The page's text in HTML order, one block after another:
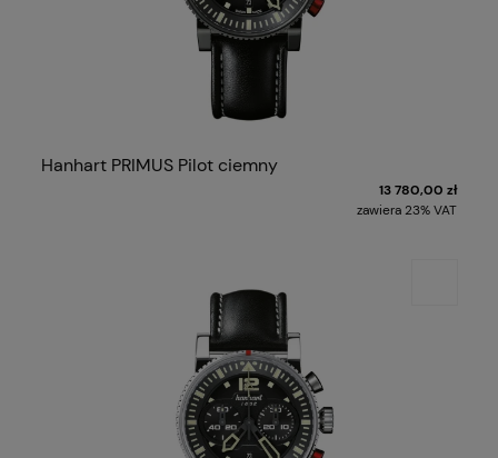
Hanhart PRIMUS Pilot ciemny
13 780,00 zł
zawiera 23% VAT